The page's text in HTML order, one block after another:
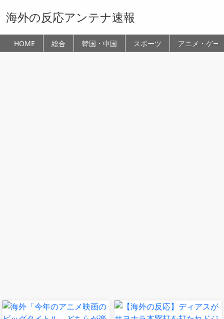
海外の反応アンテナ速報
HOME 総合 韓国・中国 スポーツ アニメ・ゲー